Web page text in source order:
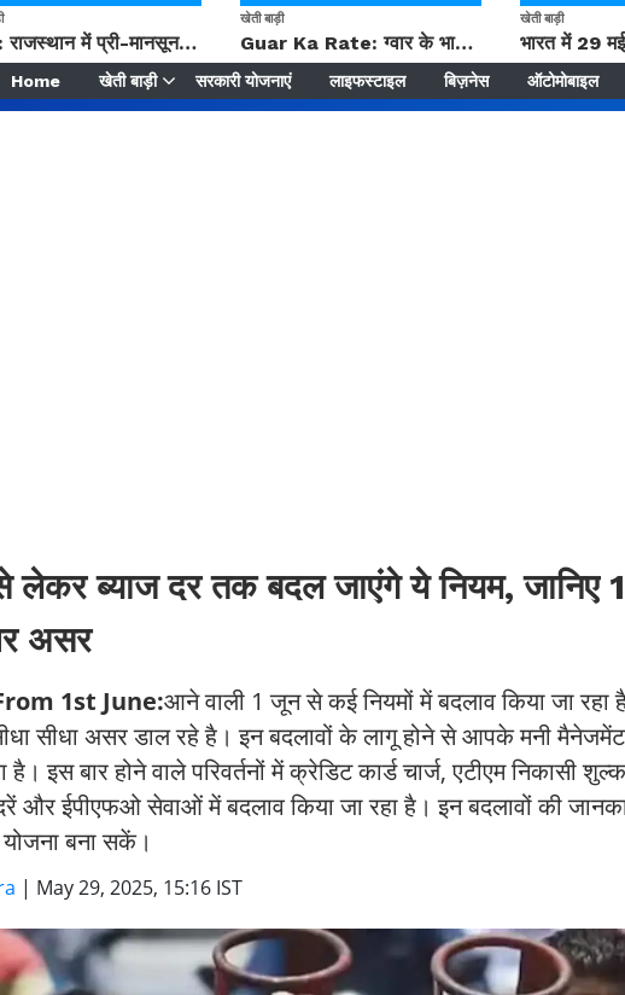
IMD: राजस्थान में प्री-मानसून की सामान्य से 74% अधिक बारिश, दस्तक में देरी और मानसून कमजोर रहेगा
खेती बाड़ी
Guar Ka Rate: ग्वार के भाव में हल्की बढ़ोतरी, बढ़ सकता है बुवाई का रकबा
खेती बाड़ी
Home खेती बाड़ी सरकारी योजनाएं लाइफस्टाइल बिज़नेस ऑटोमोबाइल
ब्याज दर तक बदल जाएंगे ये नियम, जानिए
असर
1st June:आने वाली 1 जून से कई नियमों में बदलाव किया जा
सीधा असर डाल रहे है। इन बदलावों के लागू होने से आपके मनी
है। इस बार होने वाले परिवर्तनों में क्रेडिट कार्ड चार्ज, एटीएम निकासी
और ईपीएफओ सेवाओं में बदलाव किया जा रहा है। इन बदलावों की
बना सकें।
| May 29, 2025, 15:16 IST